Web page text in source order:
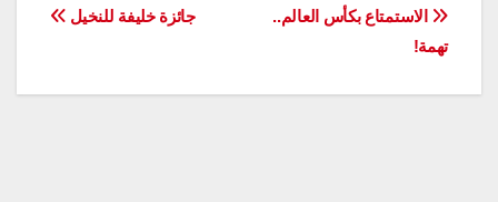
تصفّح
المقالات
جائزة خليفة للنخيل
الاستمتاع بكأس العالم..
تهمة!